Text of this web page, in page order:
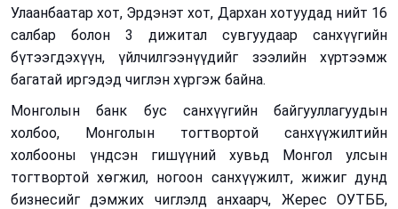
Улаанбаатар хот, Эрдэнэт хот, Дархан хотуудад нийт 16
салбар болон 3 дижитал сувгуудаар санхүүгийн
бүтээгдэхүүн, үйлчилгээнүүдийг зээлийн хүртээмж
багатай иргэдэд чиглэн хүргэж байна.
Монголын банк бус санхүүгийн байгууллагуудын
холбоо, Монголын тогтвортой санхүүжилтийн
холбооны үндсэн гишүүний хувьд Монгол улсын
тогтвортой хөгжил, ногоон санхүүжилт, жижиг дунд
бизнесийг дэмжих чиглэлд анхаарч, Жерес ОУТББ,